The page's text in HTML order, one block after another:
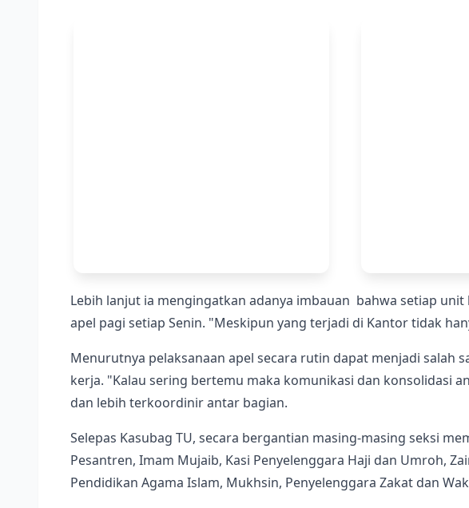
Lebih lanjut ia mengingatkan adanya imbauan bahwa setiap
apel pagi setiap Senin. "Meskipun yang terjadi di Kantor tidak
Menurutnya pelaksanaan apel secara rutin dapat menjadi
kerja. "Kalau sering bertemu maka komunikasi dan konsolidasi
dan lebih terkoordinir antar bagian.
Selepas Kasubag TU, secara bergantian masing-masing seksi
Pesantren, Imam Mujaib, Kasi Penyelenggara Haji dan Umroh,
Pendidikan Agama Islam, Mukhsin, Penyelenggara Zakat dan